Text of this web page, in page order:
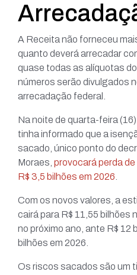
A Receita não forneceu
quanto deverá arrecadar
quase todas as alíquotas
números serão divulgados
arrecadação federal.
Na noite de quarta-feira
tinha informado que a
sacado, único ponto do
Moraes, provocará perda
R$ 3,5 bilhões em 2026
Com os novos valores, a
cairá para R$ 11,55 bilhões
no próximo ano, ante R$ 12
bilhões em 2026.
Os riscos sacados são um